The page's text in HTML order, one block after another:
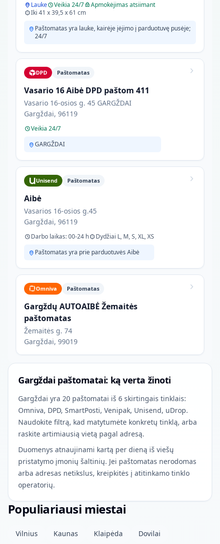
Lauke Veikia 24/7
Apmokėjimas atsiimant
Iki 41 x 39,5 x 61 cm
Paštomatas yra lauke, kairėje įėjimo į parduotuvę pusėje;
24/7
DPD Paštomatas
Vasario 16 Aibė DPD paštom 411
Vasario 16-osios g. 45 GARGŽDAI
Gargždai, 96119
Veikia 24/7
GARGŽDAI
Unisend Paštomatas
Aibė
Vasarios 16-osios g.45
Gargždai, 96119
Darbo laikas: 00-24 h
Dydžiai L, M, S, XL, XS
Paštomatas yra prie parduotuvės Aibė
Omniva Paštomatas
Gargždų AUTOAIBĖ Žemaitės
paštomatas
Žemaitės g. 74
Gargždai, 99019
Gargždai paštomatai: ką verta žinoti
Gargždai yra 20 paštomatai iš 6 skirtingais tinklais:
Omniva, DPD, SmartPosti, Venipak, Unisend, uDrop.
Naudokite filtrą, kad matytumėte konkretų tinklą, arba
raskite artimiausią vietą pagal adresą.
Duomenys atnaujinami kartą per dieną iš viešų
pristatymo įmonių šaltinių. Jei paštomatas nerodomas
arba adresas netikslus, kreipkitės į atitinkamo tinklo
operatorių.
Populiariausi miestai
Vilnius Kaunas Klaipėda Dovilai